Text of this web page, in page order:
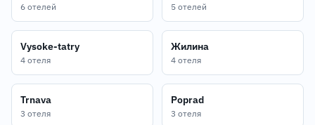
6 отелей 5 отелей
Vysoke-tatry
4 отеля
Жилина
4 отеля
Trnava
3 отеля
Poprad
3 отеля